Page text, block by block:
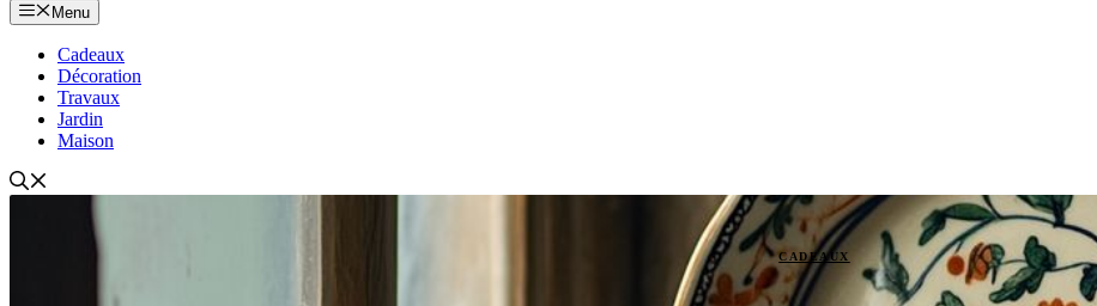
Menu
Cadeaux
Décoration
Travaux
Jardin
Maison
CADEAUX